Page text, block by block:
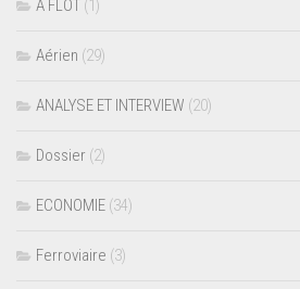
A FLOT (1)
Aérien (29)
ANALYSE ET INTERVIEW (20)
Dossier (2)
ECONOMIE (34)
Ferroviaire (3)